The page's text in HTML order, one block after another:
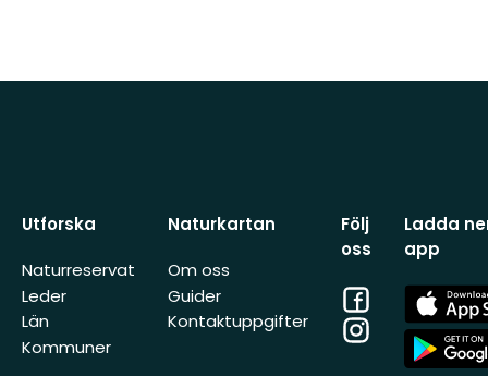
Utforska
Naturreservat
Leder
Län
Kommuner
Naturkartan
Om oss
Guider
Kontaktuppgifter
Följ
oss
Facebook
Instagram
Ladda
app
App
Store
App
Store